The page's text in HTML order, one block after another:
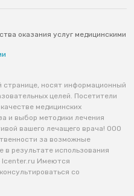
носят информационный
целей. Посетители
медицинских
и выбор методики лечения
вашего лечащего врача! ООО
за возможные
в результате использования
lcenter.ru Имеются
со
оказания услуг медицинскими